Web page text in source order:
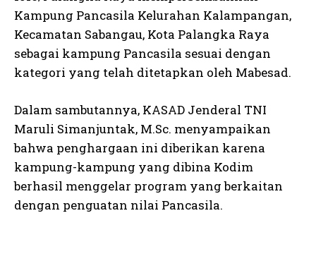
Kampung Pancasila Kelurahan Kalampangan,
Kecamatan Sabangau, Kota Palangka Raya
sebagai kampung Pancasila sesuai dengan
kategori yang telah ditetapkan oleh Mabesad.
Dalam sambutannya, KASAD Jenderal TNI
Maruli Simanjuntak, M.Sc. menyampaikan
bahwa penghargaan ini diberikan karena
kampung-kampung yang dibina Kodim
berhasil menggelar program yang berkaitan
dengan penguatan nilai Pancasila.